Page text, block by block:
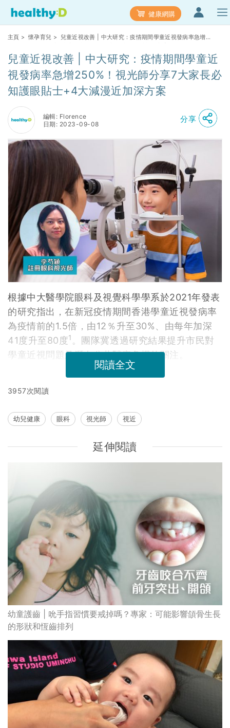
健康網購
主頁 > 懷孕育兒 > 兒童近視改善 | 中大研究：疫情期間學童近視發病率急增
兒童近視改善 | 中大研究：疫情期間學童近
視發病率急增250%！視光師分享7大家長必
知護眼貼士+4大減漫近加深方案
編輯: Florence
日期: 2023-09-08
分享
根據中大醫學院眼科及視覺科學學系於2021年發表
的研究指出，在新冠疫情期間香港學童近視發病率
為疫情前的1.5倍，由12％升至30%、由每年加深
41度升至80度1 。團隊冀透過研究結果提升市民對
學童近視問題及潛在公共醫療危機的關注。
閱讀全文
3957次閱讀
幼兒健康 眼科 視光師 視近
延伸閱讀
幼童護齒 | 吮手指習慣要戒掉嗎？專家：可能影響頜骨生長
的形狀和恆齒排列